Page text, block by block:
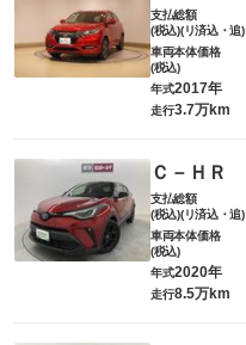
支払総額
(税込)(リ済込・追)
車両本体価格
(税込)
年式2017年
走行3.7万km
Ｃ－ＨＲ
支払総額
(税込)(リ済込・追)
車両本体価格
(税込)
年式2020年
走行8.5万km